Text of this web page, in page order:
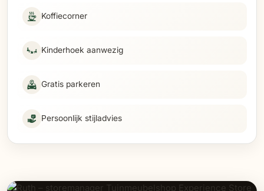
Koffiecorner
Kinderhoek aanwezig
Gratis parkeren
Persoonlijk stijladvies